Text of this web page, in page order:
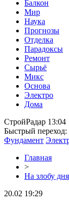
Балкон
Мир
Наука
Прогнозы
Отделка
Парадоксы
Ремонт
Сырьё
Микс
Основа
Электро
Дома
СтройРадар 13:04
Быстрый переход:
Фундамент
Главная
>
На злобу дня
20.02 19:29